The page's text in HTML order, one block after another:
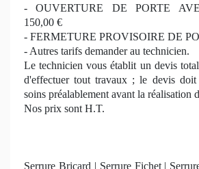
- OUVERTURE DE PORTE
150,00 €
- FERMETURE PROVISOIRE DE
- Autres tarifs demander au technicien.
Le technicien vous établit un devis
d'effectuer tout travaux ; le devis
soins préalablement avant la réalisation
Nos prix sont H.T.
Serrure Bricard | Serrure Fichet |